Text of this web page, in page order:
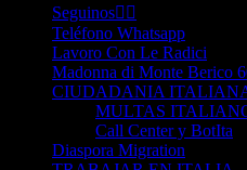
Seguinos👈🏻
Teléfono Whatsapp
Lavoro Con Le Radici
Madonna di Monte Berico
CIUDADANIA
MULTAS
Call Center y BotIta
Diaspora Migration